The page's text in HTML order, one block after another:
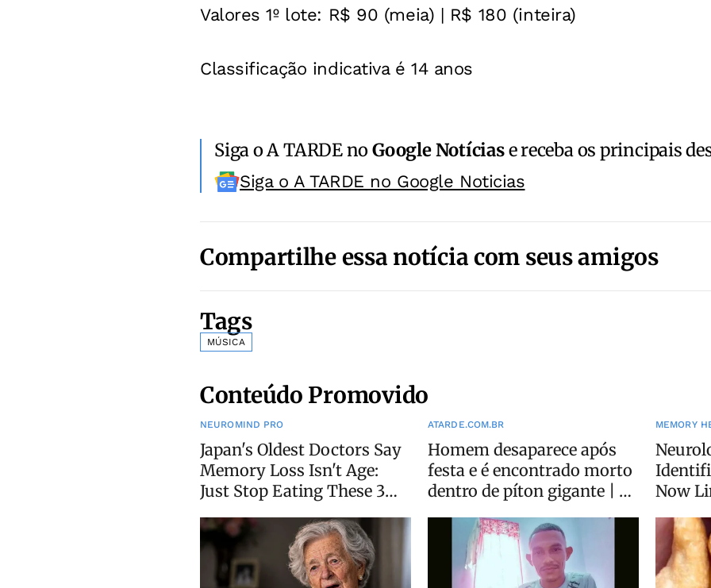
Valores 1º lote: R$ 90 (meia) | R$ 180 (inteira)
Classificação indicativa é 14 anos
Siga o A TARDE noGoogle Notíciase receba os principais
Siga o A TARDE no Google Noticias
Compartilhe essa notícia com seus amigos
Tags
MÚSICA